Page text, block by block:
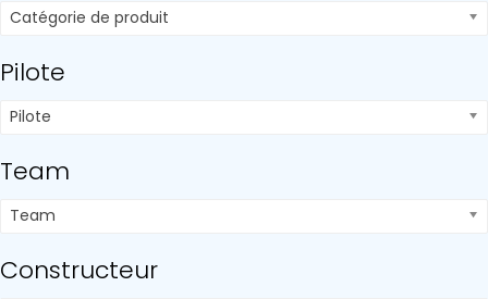
Catégorie de produit
Pilote
Pilote
Team
Team
Constructeur